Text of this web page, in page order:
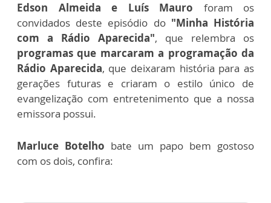
Edson Almeida e Luís Mauro foram os
convidados deste episódio do "Minha História
com a Rádio Aparecida", que relembra os
programas que marcaram a programação da
Rádio Aparecida, que deixaram história para as
gerações futuras e criaram o estilo único de
evangelização com entretenimento que a nossa
emissora possui.
Marluce Botelho bate um papo bem gostoso
com os dois, confira: